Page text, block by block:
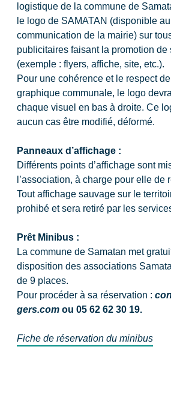
logistique de la commune de
le logo de SAMATAN (disponible
communication de la mairie) sur
publicitaires faisant la promotion de
(exemple : flyers, affiche, site, etc.).
Pour une cohérence et le respect
graphique communale, le logo
chaque visuel en bas à droite. Ce
aucun cas être modifié, déformé.
Panneaux d’affichage :
Différents points d’affichage sont
l’association, à charge pour elle de
Tout affichage sauvage sur le
prohibé et sera retiré par les
Prêt Minibus :
La commune de Samatan met
disposition des associations
de 9 places.
Pour procéder à sa réservation :
gers.com ou 05 62 62 30 19.
Fiche de réservation du minibus